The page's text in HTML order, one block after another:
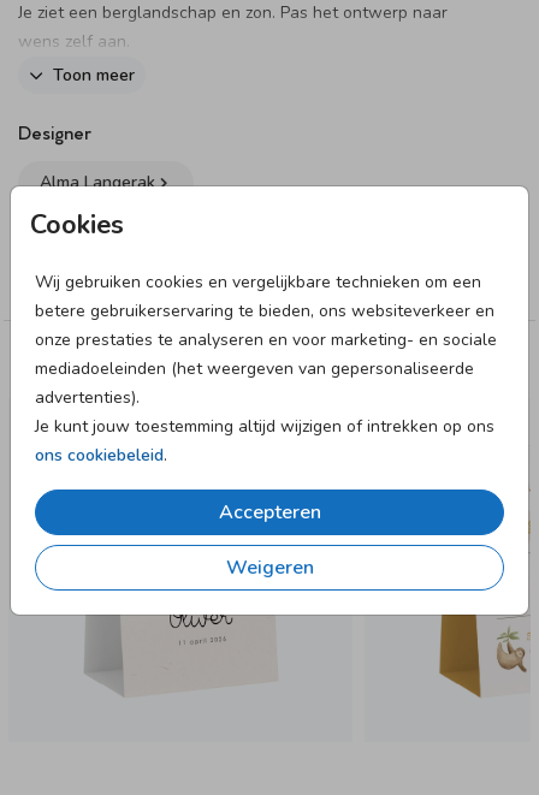
Cookies
Wij gebruiken cookies en vergelijkbare technieken om een
betere gebruikerservaring te bieden, ons websiteverkeer en
onze prestaties te analyseren en voor marketing- en sociale
mediadoeleinden (het weergeven van gepersonaliseerde
advertenties).
Je kunt jouw toestemming altijd wijzigen of intrekken op ons
ons cookiebeleid.
Accepteren
Weigeren
Je ziet een berglandschap en zon. Pas het ontwerp naar
wens zelf aan.
• Je bewerkt de voorzijde, achterzijde, binnenzijde én
• De kaartjes worden ongevouwen geleverd
• In de onderzijde zit een inkeping, zodat je het kaartje
• Kaartjes en enveloppen worden apart van elkaar
verzonden, zowel bij de proefdruk als eindbestelling.
Toon meer
Designer
Alma Langerak
Tentkaart
Deze designs vind je misschien ook leuk